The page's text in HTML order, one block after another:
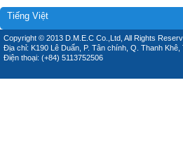
Tiếng Việt
Copyright © 2013 D.M.E.C Co.,Ltd, All Rights
Địa chỉ: K190 Lê Duẩn, P. Tân chính, Q. Thanh Khê,
Điện thoại: (+84) 5113752506